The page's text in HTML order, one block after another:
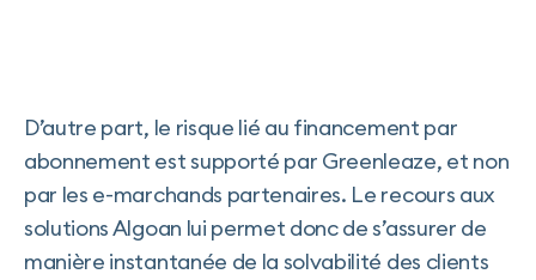
D’autre part, le risque lié au financement par
abonnement est supporté par Greenleaze, et non
par les e-marchands partenaires. Le recours aux
solutions Algoan lui permet donc de s’assurer de
manière instantanée de la solvabilité des clients